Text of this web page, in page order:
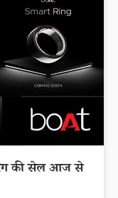
की सेल आज से